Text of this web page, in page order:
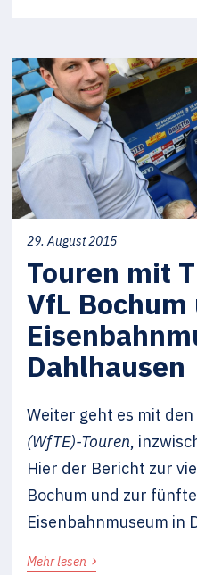
29. August 2015
Touren mit
VfL Bochum
Dahlhausen
Weiter geht es mit den
(WfTE)-Touren,
Hier der Bericht zur
Bochum und zur
Eisenbahnmuseum in
Mehr lesen ›